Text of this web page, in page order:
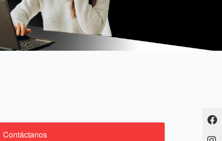
Contáctanos